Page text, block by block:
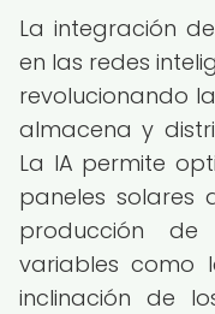
La integración
en las redes
revolucionando
almacena y
La IA permite
paneles solares
producción
variables como
inclinación de